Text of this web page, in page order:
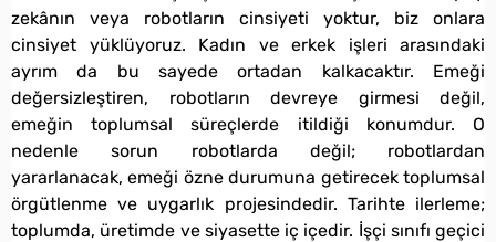
zekânın veya robotların cinsiyeti yoktur, biz onlara
cinsiyet yüklüyoruz. Kadın ve erkek işleri arasındaki
ayrım da bu sayede ortadan kalkacaktır. Emeği
değersizleştiren, robotların devreye girmesi değil,
emeğin toplumsal süreçlerde itildiği konumdur. O
nedenle sorun robotlarda değil; robotlardan
yararlanacak, emeği özne durumuna getirecek toplumsal
örgütlenme ve uygarlık projesindedir. Tarihte ilerleme;
toplumda, üretimde ve siyasette iç içedir. İşçi sınıfı geçici